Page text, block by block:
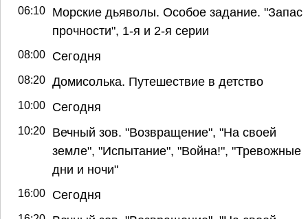
06:10
Морские дьяволы. Особое задание. "Запас
прочности", 1-я и 2-я серии
08:00 Сегодня
08:20 Домисолька. Путешествие в детство
10:00 Сегодня
10:20
Вечный зов. "Возвращение", "На своей
земле", "Испытание", "Война!", "Тревожные
дни и ночи"
16:00 Сегодня